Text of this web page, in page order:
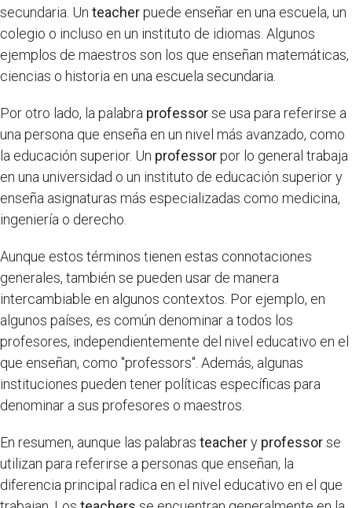
secundaria. Un teacherpuede enseñar en una escuela, un
colegio o incluso en un instituto de idiomas. Algunos
ejemplos de maestros son los que enseñan matemáticas,
ciencias o historia en una escuela secundaria.
Por otro lado, la palabra professorse usa para referirse a
una persona que enseña en un nivel más avanzado, como
la educación superior. Un professorpor lo general trabaja
en una universidad o un instituto de educación superior y
enseña asignaturas más especializadas como medicina,
ingeniería o derecho.
Aunque estos términos tienen estas connotaciones
generales, también se pueden usar de manera
intercambiable en algunos contextos. Por ejemplo, en
algunos países, es común denominar a todos los
profesores, independientemente del nivel educativo en el
que enseñan, como "professors". Además, algunas
instituciones pueden tener políticas específicas para
denominar a sus profesores o maestros.
En resumen, aunque las palabras teachery professorse
utilizan para referirse a personas que enseñan, la
diferencia principal radica en el nivel educativo en el que